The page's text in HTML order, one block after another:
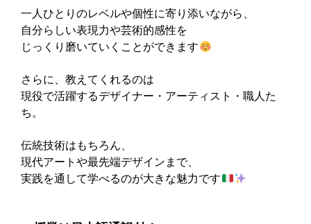
一人ひとりのレベルや個性に寄り添いながら、
自分らしい表現力や芸術的感性を
じっくり磨いていくことができます
さらに、教えてくれるのは
現役で活躍するデザイナー・アーティスト・職人た
ち。
伝統技術はもちろん、
現代アートや最先端デザインまで、
実践を通して学べるのが大きな魅力です